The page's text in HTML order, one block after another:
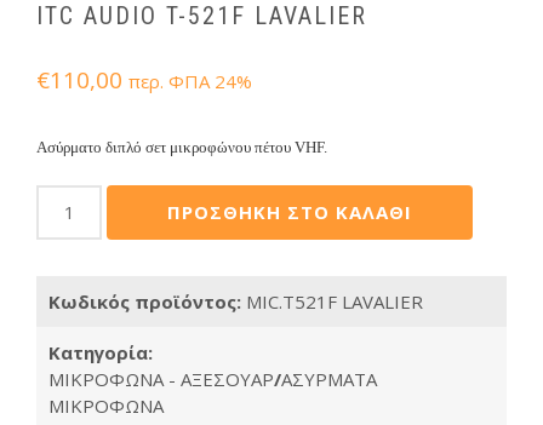
ITC AUDIO T-521F LAVALIER
€110,00 περ. ΦΠΑ 24%
Ασύρματο διπλό σετ μικροφώνου πέτου VHF.
AUDIO
LAVALIER
ΠΡΟΣΘΗΚΗ ΣΤΟ ΚΑΛΑΘΙ
Κωδικός προϊόντος: MIC.T521F LAVALIER
Κατηγορία:
ΜΙΚΡΟΦΩΝΑ - ΑΞΕΣΟΥΑΡ/ΑΣΥΡΜΑΤΑ
ΜΙΚΡΟΦΩΝΑ